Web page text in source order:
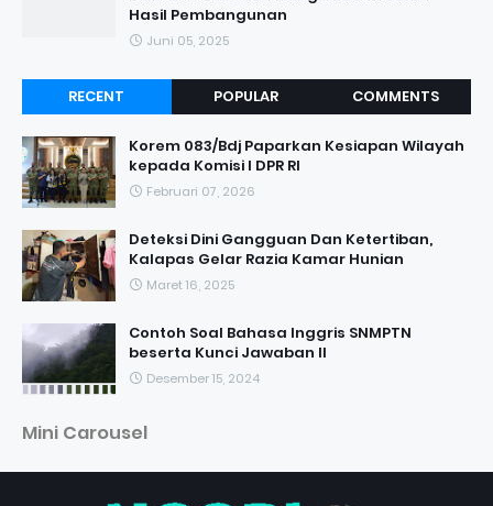
Hasil Pembangunan
Juni 05, 2025
RECENT POPULAR COMMENTS
Korem 083/Bdj Paparkan Kesiapan Wilayah
kepada Komisi I DPR RI
Februari 07, 2026
Deteksi Dini Gangguan Dan Ketertiban,
Kalapas Gelar Razia Kamar Hunian
Maret 16, 2025
Contoh Soal Bahasa Inggris SNMPTN
beserta Kunci Jawaban II
Desember 15, 2024
Mini Carousel